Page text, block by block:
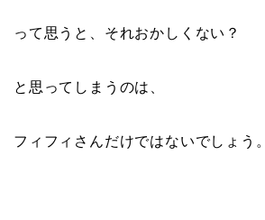
って思うと、それおかしくない？
と思ってしまうのは、
フィフィさんだけではないでしょう。